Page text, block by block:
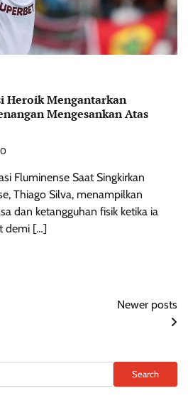
Heroik Mengantarkan
Mengesankan Atas
0
Fluminense Saat Singkirkan
Thiago Silva, menampilkan
dan ketangguhan fisik ketika ia
demi […]
Newer posts
Search